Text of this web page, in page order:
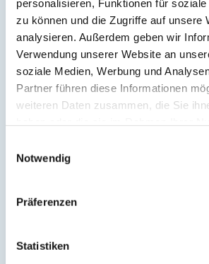
personalisieren, Funktionen für
zu können und die Zugriffe auf unsere
analysieren. Außerdem geben wir
Verwendung unserer Website an
soziale Medien, Werbung und
Partner führen diese Informationen
weiteren Daten zusammen, die Sie
Notwendig
Präferenzen
Statistiken
01. Jan - 05. Jan 385 €
06. Jan - 24. Mär 265 €
25. Mär - 07. Apr 310 €
08. Apr
- 14. Jun 285 €
20. Jul - 18. Aug
04. Nov